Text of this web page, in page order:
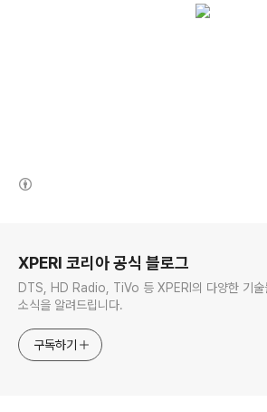
XPERI 코리아 공식 블로그
DTS, HD Radio, TiVo 등 XPERI의 다양한 기술
소식을 알려드립니다.
구독하기